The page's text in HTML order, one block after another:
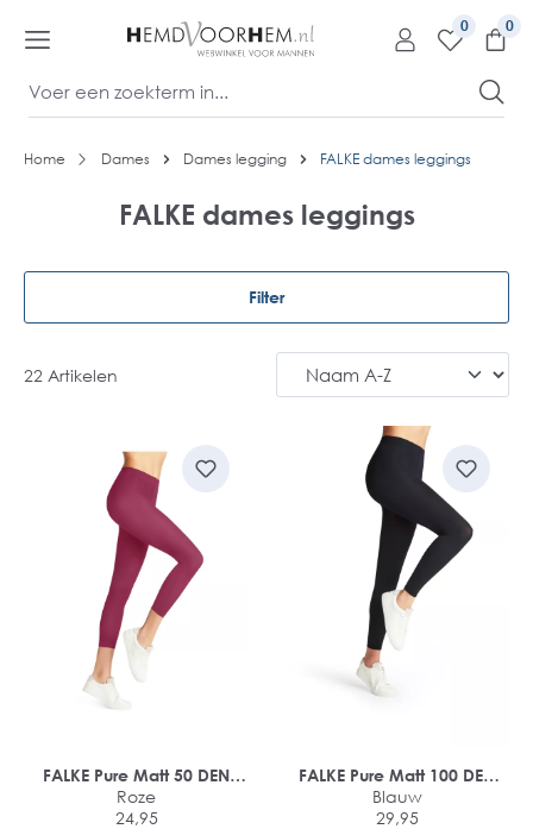
0
Home Dames Dames legging FALKE dames leggings
FALKE dames leggings
Filter
22 Artikelen
FALKE Pure Matt 50 DEN
dames Capri
Roze
24,95
FALKE Pure Matt 100 DEN
dames legging
Blauw
29,95